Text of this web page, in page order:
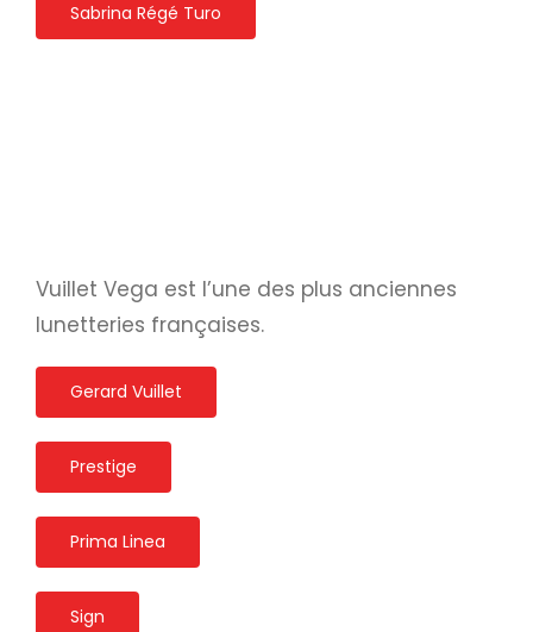
Sabrina Régé Turo
Vuillet Vega est l’une des plus anciennes
lunetteries françaises.
Gerard Vuillet
Prestige
Prima Linea
Sign